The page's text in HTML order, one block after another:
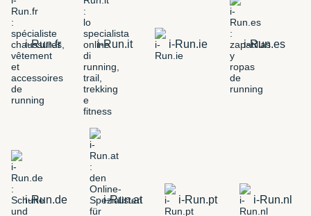
i-Run.fr i-Run.it i-Run.ie i-Run.es
i-Run.de i-Run.at i-Run.pt i-Run.nl